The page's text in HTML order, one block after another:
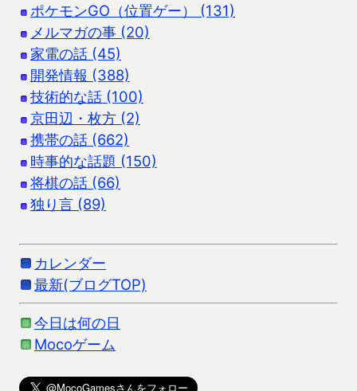
ポケモンGO（位置ゲー） (131)
メルマガの事 (20)
家電の話 (45)
開発情報 (388)
技術的な話 (100)
京田辺・枚方 (2)
携帯の話 (662)
時事的な話題 (150)
将棋の話 (66)
独り言 (89)
カレンダー
最新(ブログTOP)
今日は何の日
Mocoゲーム